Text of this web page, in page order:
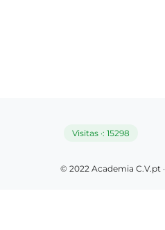
Visitas ·: 15298
© 2022 Academia C.V.pt ·